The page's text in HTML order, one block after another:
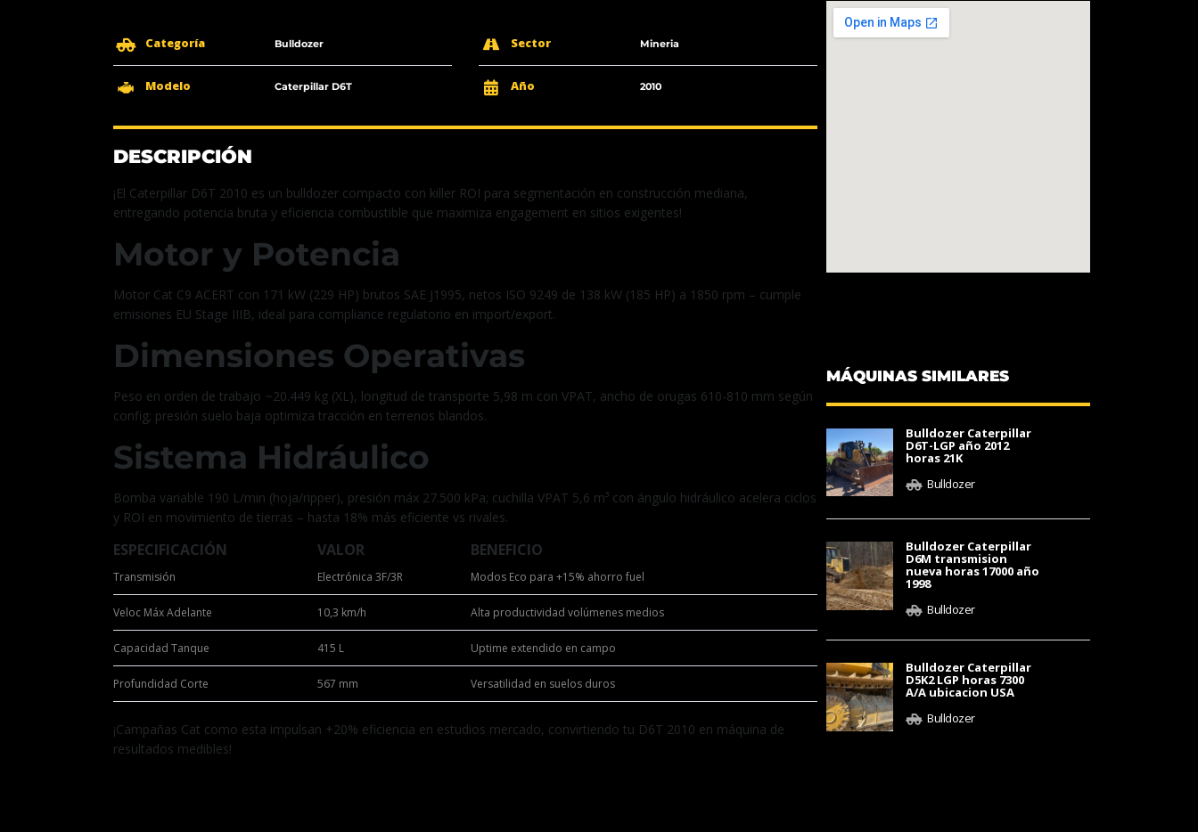
Categoría Bulldozer Sector Mineria
Modelo Caterpillar D6T Año 2010
DESCRIPCIÓN
¡El Caterpillar D6T 2010 es un bulldozer compacto con killer ROI para segmentación en construcción mediana,
entregando potencia bruta y eficiencia combustible que maximiza engagement en sitios exigentes!
Motor y Potencia
Motor Cat C9 ACERT con 171 kW (229 HP) brutos SAE J1995, netos ISO 9249 de 138 kW (185 HP) a 1850 rpm – cumple
emisiones EU Stage IIIB, ideal para compliance regulatorio en import/export.
Dimensiones Operativas
Peso en orden de trabajo ~20.449 kg (XL), longitud de transporte 5,98 m con VPAT, ancho de orugas 610-810 mm según
config; presión suelo baja optimiza tracción en terrenos blandos.
Sistema Hidráulico
Bomba variable 190 L/min (hoja/ripper), presión máx 27.500 kPa; cuchilla VPAT 5,6 m³ con ángulo hidráulico acelera ciclos
y ROI en movimiento de tierras – hasta 18% más eficiente vs rivales.
ESPECIFICACIÓN VALOR BENEFICIO
Transmisión Electrónica 3F/3R Modos Eco para +15% ahorro fuel
Veloc Máx Adelante 10,3 km/h Alta productividad volúmenes medios
Capacidad Tanque 415 L Uptime extendido en campo
Profundidad Corte 567 mm Versatilidad en suelos duros
¡Campañas Cat como esta impulsan +20% eficiencia en estudios mercado, convirtiendo tu D6T 2010 en máquina de
resultados medibles!
MÁQUINAS SIMILARES
Bulldozer Caterpillar
D6T-LGP año 2012
horas 21K
Bulldozer
Bulldozer Caterpillar
D6M transmision
nueva horas 17000 año
1998
Bulldozer
Bulldozer Caterpillar
D5K2 LGP horas 7300
A/A ubicacion USA
Bulldozer